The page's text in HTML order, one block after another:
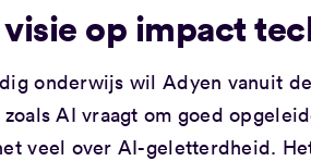
op impact
onderwijs wil Adyen vanuit
AI vraagt om goed
veel over AI-geletterdheid.